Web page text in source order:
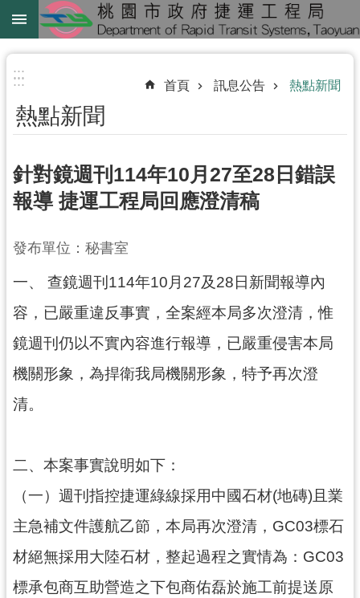
跳到主要內容區塊
綠
綠
延
中
鐵
路
下
進
階
尋
認
我
們
訊
公
:::
::: 首頁 訊息公告 熱點新聞
熱點新聞
針對鏡週刊114年10月27至28日錯誤
報導 捷運工程局回應澄清稿
發布單位：秘書室
一、
查鏡週刊114年10月27及28日新聞報導內
容，已嚴重違反事實，全案經本局多次澄清，惟
鏡週刊仍以不實內容進行報導，已嚴重侵害本局
機關形象，為捍衛我局機關形象，特予再次澄
清。
二、本案事實說明如下：
（一）週刊指控捷運綠線採用中國石材(地磚)且業
主急補文件護航乙節，本局再次澄清，GC03標石
材絕無採用大陸石材，整起過程之實情為：GC03
標承包商互助營造之下包商佑磊於施工前提送原